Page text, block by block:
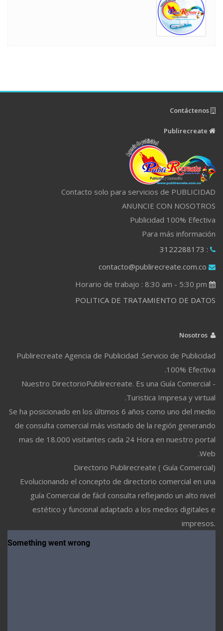
Contacto solo para servicios de PUBLICIDAD
ANUNCIE CON NOSOTROS
Publicidad 100% Efectiva
Para más información
: 3122288173
contacto@publirecreate.com.co
POLITICA DE TRATAMIENTO DE DATOS
Publirecreate Agencia de Publicidad .Servicio de Publicidad
100% Efectiva.
Nuestro DirectorioPublirecreate. Es una Guía Comercial -
Turistica Impresa y virtual.
Se ha posicionado en los últimos 6 años como uno del medio
de consulta comercial más visitado de la región generando
mas de 18.000 visitantes cada 24 Hora en nuestro portal
Web.
Directorio Publirecreate ( Guía Comercial)
Evolucionando el concepto de directorio comercial en una
guía Comercial de fácil consulta reflejando un alto nivel
estético y funcional adaptado a los medios digitales e
impresos.